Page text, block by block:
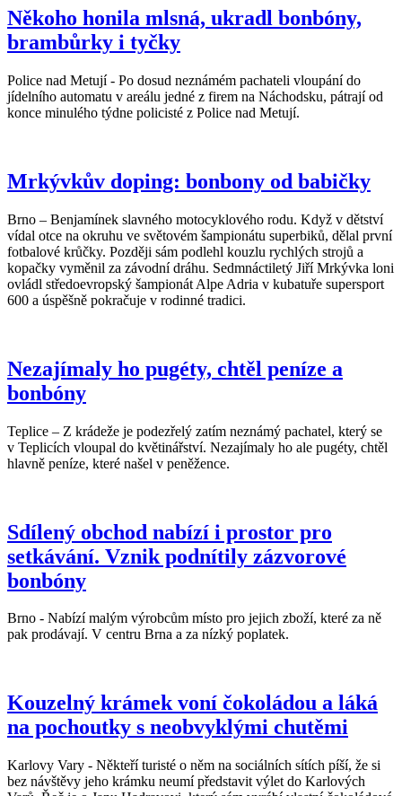
Někoho honila mlsná, ukradl bonbóny,
brambůrky i tyčky
Police nad Metují - Po dosud neznámém pachateli vloupání do
jídelního automatu v areálu jedné z firem na Náchodsku, pátrají od
konce minulého týdne policisté z Police nad Metují.
Mrkývkův doping: bonbony od babičky
Brno – Benjamínek slavného motocyklového rodu. Když v dětství
vídal otce na okruhu ve světovém šampionátu superbiků, dělal první
fotbalové krůčky. Později sám podlehl kouzlu rychlých strojů a
kopačky vyměnil za závodní dráhu. Sedmnáctiletý Jiří Mrkývka loni
ovládl středoevropský šampionát Alpe Adria v kubatuře supersport
600 a úspěšně pokračuje v rodinné tradici.
Nezajímaly ho pugéty, chtěl peníze a
bonbóny
Teplice – Z krádeže je podezřelý zatím neznámý pachatel, který se
v Teplicích vloupal do květinářství. Nezajímaly ho ale pugéty, chtěl
hlavně peníze, které našel v peněžence.
Sdílený obchod nabízí i prostor pro
setkávání. Vznik podnítily zázvorové
bonbóny
Brno - Nabízí malým výrobcům místo pro jejich zboží, které za ně
pak prodávají. V centru Brna a za nízký poplatek.
Kouzelný krámek voní čokoládou a láká
na pochoutky s neobvyklými chutěmi
Karlovy Vary - Někteří turisté o něm na sociálních sítích píší, že si
bez návštěvy jeho krámku neumí představit výlet do Karlových